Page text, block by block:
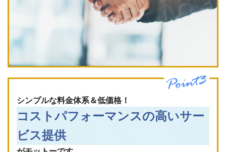
シンプルな料金体系＆低価格！
コストパフォーマンスの高いサー
ビス提供